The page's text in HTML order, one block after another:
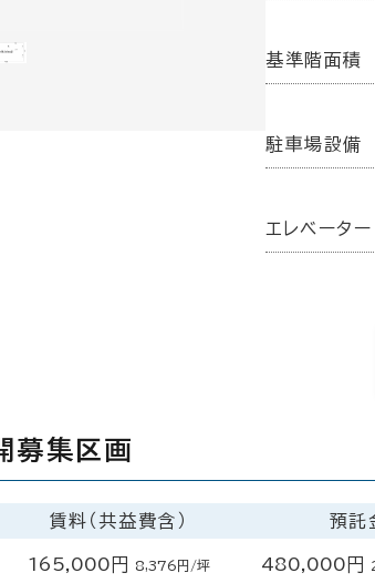
基準階面積
駐車場設備
エレベーター
募集区画
賃料（共益費含） 預託
165,000円 8,376円/坪 480,000円